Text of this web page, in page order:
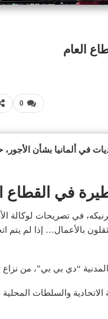
العام
0
في ألمانيا بشأن الأجور،
في القطاع
في تصريحات لوكالة
بالأعمال… إذا لم يتم
المدنية “دي بي بي”، من
الاتحادية والسلطات